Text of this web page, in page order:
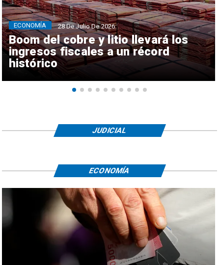
Boom del cobre y litio llevará los
ingresos fiscales a un récord
histórico
ECONOMÍA 28 De Julio De 2026
JUDICIAL
ECONOMÍA